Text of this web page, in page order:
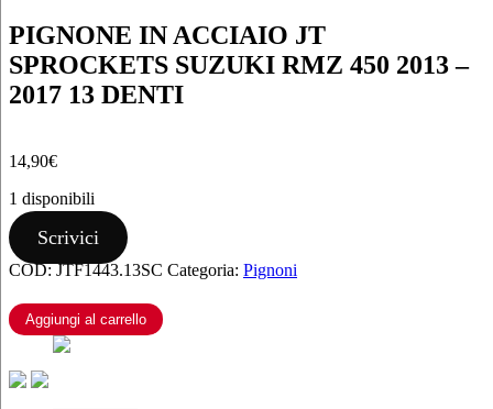
PIGNONE IN ACCIAIO JT
SPROCKETS SUZUKI RMZ 450 2013 –
2017 13 DENTI
14,90€
1 disponibili
PIGNONE
IN
ACCIAIO
SPROCKETS
SUZUKI
450
2013
Scrivici
COD:JTF1443.13SC Categoria: Pignoni
Aggiungi al carrello